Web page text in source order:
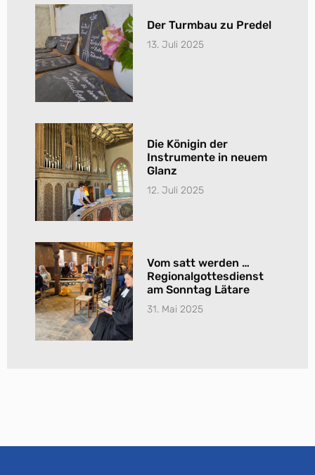
Der Turmbau zu Predel
13. Juli 2025
Die Königin der
Instrumente in neuem
Glanz
12. Juli 2025
Vom satt werden …
Regionalgottesdienst
am Sonntag Lätare
31. Mai 2025